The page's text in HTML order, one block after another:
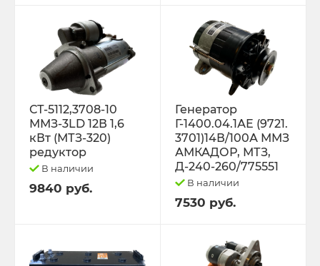
СТ-5112,3708-10
ММЗ-3LD 12В 1,6
кВт (МТЗ-320)
редуктор
В наличии
9840 руб.
Генератор
Г-1400.04.1АЕ (9721.
3701)14В/100А ММЗ
АМКАДОР, МТЗ,
Д-240-260/775551
В наличии
7530 руб.
Трактор К-701 К-744 К-702
Трактор МТЗ-1221 1522 1523 1025 2022.3
Д-260
Трактор МТЗ-320
Трактор МТЗ-82 Д-243 Д-245
Трактор Т-130,170
Трактор Т-25,Т-16 Т-30 Т-45 Т-2048